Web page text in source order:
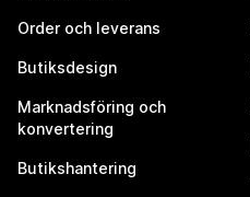
Order och leverans
Butiksdesign
Marknadsföring och
konvertering
Butikshantering